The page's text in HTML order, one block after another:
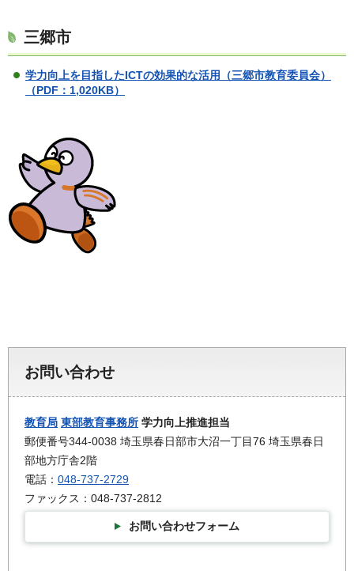
三郷市
学力向上を目指したICTの効果的な活用（三郷市教育委員会）
（PDF：1,020KB）
お問い合わせ
教育局 東部教育事務所 学力向上推進担当
郵便番号344-0038 埼玉県春日部市大沼一丁目76 埼玉県春日
部地方庁舎2階
電話： 048-737-2729
ファックス：048-737-2812
お問い合わせフォーム